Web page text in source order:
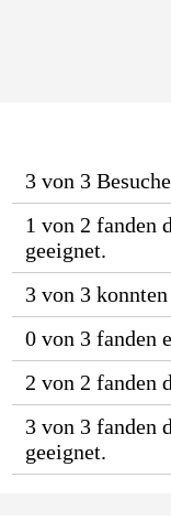
3 von 3
1 von 2 fanden
geeignet.
3 von 3
0 von 3 fanden
2 von 2 fanden
3 von 3 fanden
geeignet.